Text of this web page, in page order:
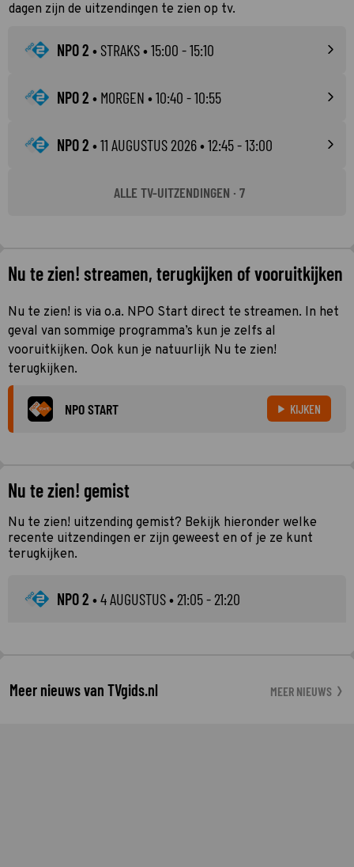
dagen zijn de uitzendingen te zien op tv.
NPO 2 • STRAKS• 15:00 - 15:10
NPO 2 • MORGEN • 10:40 - 10:55
NPO 2 •11 AUGUSTUS 2026• 12:45 - 13:00
ALLE TV-UITZENDINGEN · 7
Nu te zien! streamen, terugkijken of vooruitkijken
Nu te zien! is via o.a. NPO Start direct te streamen. In het
geval van sommige programma’s kun je zelfs al
vooruitkijken. Ook kun je natuurlijk Nu te zien!
terugkijken.
NPO START KIJKEN
Nu te zien! gemist
Nu te zien! uitzending gemist? Bekijk hieronder welke
recente uitzendingen er zijn geweest en of je ze kunt
terugkijken.
NPO 2 •4 AUGUSTUS• 21:05 - 21:20
Meer nieuws van TVgids.nl MEER NIEUWS